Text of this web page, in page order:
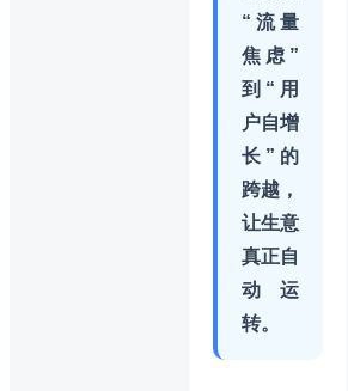
“流量
焦虑”
到“用
户自增
长”的
跨越，
让生意
真正自
动运
转。